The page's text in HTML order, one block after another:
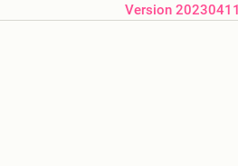
Version 20230411